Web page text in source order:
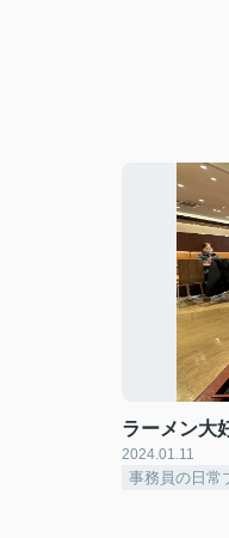
ラーメン大
2024.01.11
事務員の日常